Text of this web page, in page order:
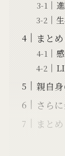
まと
親自
さら
まとめ